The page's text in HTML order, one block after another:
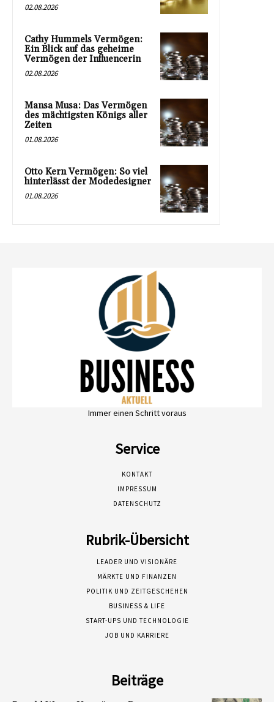
02.08.2026
Cathy Hummels Vermögen:
Ein Blick auf das geheime
Vermögen der Influencerin
02.08.2026
Mansa Musa: Das Vermögen
des mächtigsten Königs aller
Zeiten
01.08.2026
Otto Kern Vermögen: So viel
hinterlässt der Modedesigner
01.08.2026
Immer einen Schritt voraus
Service
KONTAKT
IMPRESSUM
DATENSCHUTZ
Rubrik-Übersicht
LEADER UND VISIONÄRE
MÄRKTE UND FINANZEN
POLITIK UND ZEITGESCHEHEN
BUSINESS & LIFE
START-UPS UND TECHNOLOGIE
JOB UND KARRIERE
Beiträge